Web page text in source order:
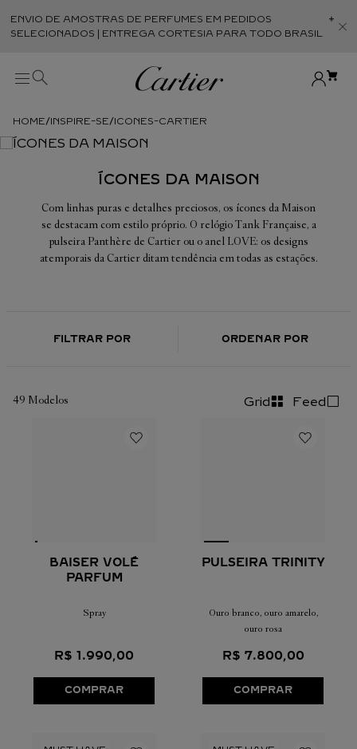
ENVIO DE AMOSTRAS DE PERFUMES EM PEDIDOS
SELECIONADOS | ENTREGA CORTESIA PARA TODO BRASIL
INSPIRE-SE ICONES-CARTIER
ÍCONES DA MAISON
Com linhas puras e detalhes preciosos, os ícones da Maison
se destacam com estilo próprio. O relógio Tank Française, a
pulseira Panthère de Cartier ou o anel LOVE: os designs
atemporais da Cartier ditam tendência em todas as estações.
FILTRAR POR ORDENAR POR
49 Modelos Grid Feed
BAISER VOLÉ
PARFUM
Spray
R$ 1 .990,00
COMPRAR
PULSEIRA TRINITY
Ouro branco, ouro amarelo,
ouro rosa
R$ 7.800,00
COMPRAR